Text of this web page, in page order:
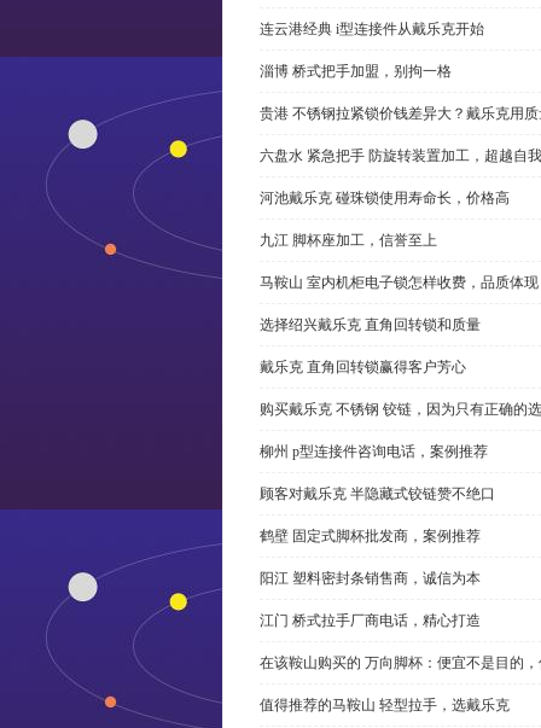
连云港经典 i型连接件从戴乐克开始
淄博 桥式把手加盟，别拘一格
贵港 不锈钢拉紧锁价钱差异大？戴乐克用
六盘水 紧急把手 防旋转装置加工，超越自我
河池戴乐克 碰珠锁使用寿命长，价格高
九江 脚杯座加工，信誉至上
马鞍山 室内机柜电子锁怎样收费，品质体现
选择绍兴戴乐克 直角回转锁和质量
戴乐克 直角回转锁赢得客户芳心
购买戴乐克 不锈钢 铰链，因为只有正确的
柳州 p型连接件咨询电话，案例推荐
顾客对戴乐克 半隐藏式铰链赞不绝口
鹤壁 固定式脚杯批发商，案例推荐
阳江 塑料密封条销售商，诚信为本
江门 桥式拉手厂商电话，精心打造
在该鞍山购买的 万向脚杯：便宜不是目的
值得推荐的马鞍山 轻型拉手，选戴乐克